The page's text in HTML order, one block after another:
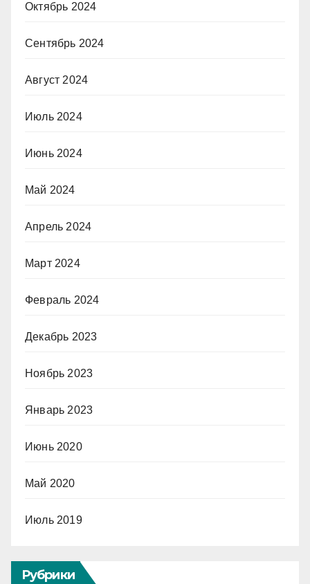
Октябрь 2024
Сентябрь 2024
Август 2024
Июль 2024
Июнь 2024
Май 2024
Апрель 2024
Март 2024
Февраль 2024
Декабрь 2023
Ноябрь 2023
Январь 2023
Июнь 2020
Май 2020
Июль 2019
Рубрики